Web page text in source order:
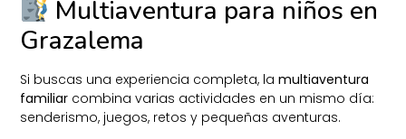
Multiaventura para niños en
Grazalema
Si buscas una experiencia completa, lamultiaventura
familiar combina varias actividades en un mismo día:
senderismo, juegos, retos y pequeñas aventuras.